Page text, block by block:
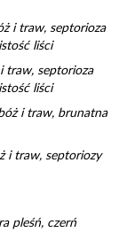
i traw, septorioza
liści
traw, septorioza
liści
i traw, brunatna
i traw, septoriozy
pleśń, czerń